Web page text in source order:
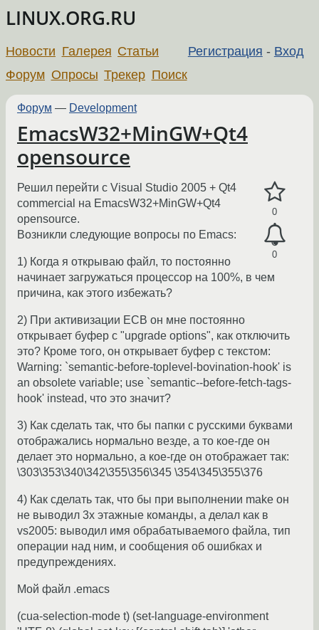
LINUX.ORG.RU
Регистрация - Вход
Новости Галерея Статьи
Форум Опросы Трекер Поиск
Форум — Development
EmacsW32+MinGW+Qt4
opensource
0
0
Решил перейти с Visual Studio 2005 + Qt4
commercial на EmacsW32+MinGW+Qt4
opensource.
Возникли следующие вопросы по Emacs:
1) Когда я открываю файл, то постоянно
начинает загружаться процессор на 100%, в чем
причина, как этого избежать?
2) При активизации ECB он мне постоянно
открывает буфер с "upgrade options", как отключить
это? Кроме того, он открывает буфер с текстом:
Warning: `semantic-before-toplevel-bovination-hook' is
an obsolete variable; use `semantic--before-fetch-tags-
hook' instead, что это значит?
3) Как сделать так, что бы папки с русскими буквами
отображались нормально везде, а то кое-где он
делает это нормально, а кое-где он отображает так:
\303\353\340\342\355\356\345 \354\345\355\376
4) Как сделать так, что бы при выполнении make он
не выводил 3х этажные команды, а делал как в
vs2005: выводил имя обрабатываемого файла, тип
операции над ним, и сообщения об ошибках и
предупреждениях.
Мой файл .emacs
(cua-selection-mode t) (set-language-environment